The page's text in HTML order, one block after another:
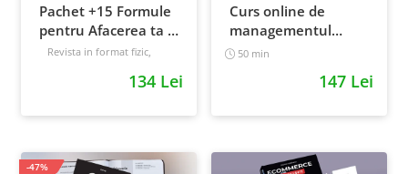
Pachet +15 Formule
pentru Afacerea ta +
Prompt-uri dedicate
Revista in format fizic,
134 Lei
Curs online de
managementul
timpului: cum sa
50 min
147 Lei
-47%